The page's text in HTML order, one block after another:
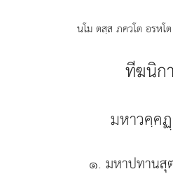
นโม ตสฺส ภควโต อรหโ
ทีฆนิก
มหาวคฺค
๑. มหาปทาน